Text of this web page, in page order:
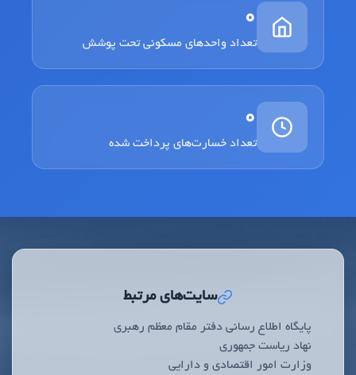
0
تعداد واحدهای مسکونی تحت پوشش
0
تعداد خسارت‌های پرداخت شده
سایت‌های مرتبط
پایگاه اطلاع رسانی دفتر مقام معظم رهبری
نهاد ریاست جمهوری
وزارت امور اقتصادی و دارایی